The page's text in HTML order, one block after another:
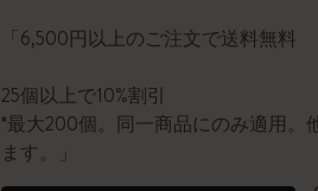
「6,500円以上のご注文で送料無料
25個以上で10%割引
*最大200個。同一商品にのみ適用。
ます。」